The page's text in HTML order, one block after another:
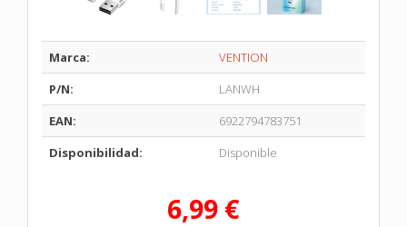
Marca:
VENTION
P/N:
LANWH
EAN:
6922794783751
Disponibilidad:
Disponible
6,99 €